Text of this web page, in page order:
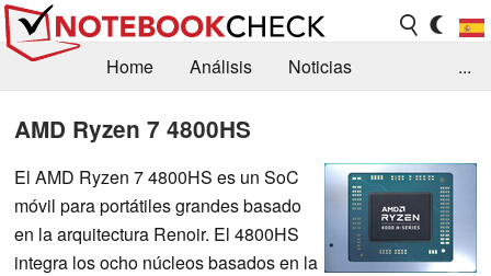
Home Análisis
Noticias
Contacto
...
AMD Ryzen 7 4800HS
El AMD Ryzen 7 4800HS es un SoC
móvil para portátiles grandes basado
en la arquitectura Renoir. El 4800HS
integra los ocho núcleos basados en la